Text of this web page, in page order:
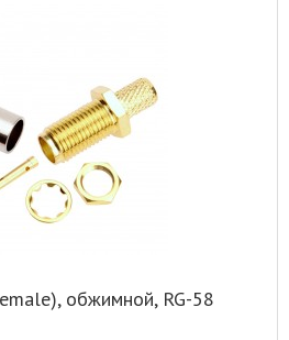
обжимной, RG-58